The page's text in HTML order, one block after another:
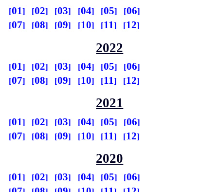
01 02 03 04 05
06
07
08 09 10 11 12
2022
01 02 03 04 05
06
07
08 09 10 11 12
2021
01 02 03 04 05
06
07
08 09 10 11 12
2020
01 02 03 04 05
06